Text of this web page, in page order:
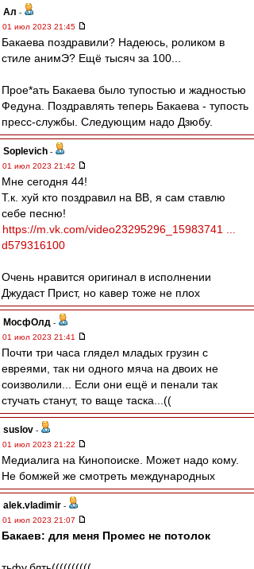
Ал -
01 июл 2023 21:45
Бакаева поздравили? Надеюсь, роликом в
стиле анимЭ? Ещё тысяч за 100...
Прое*ать Бакаева было тупостью и жадностью
Федуна. Поздравлять теперь Бакаева - тупость
пресс-службы. Следующим надо Дзюбу.
Soplevich -
01 июл 2023 21:42
Мне сегодня 44!
Т.к. хуй кто поздравил на ВВ, я сам ставлю
себе песню!
https://m.vk.com/video23295296_15983741 ...
d579316100
Очень нравится оригинал в исполнении
Джудаст Прист, но кавер тоже не плох
МосфОлд -
01 июл 2023 21:41
Почти три часа глядел младых грузин с
евреями, так ни одного мяча на двоих не
соизволили... Если они ещё и пенали так
стучать станут, то ваще таска...((
suslov -
01 июл 2023 21:22
Медиалига на Кинопоиске. Может надо кому.
Не бомжей же смотреть международных
alek.vladimir -
01 июл 2023 21:07
Бакаев: для меня Промес не потолок